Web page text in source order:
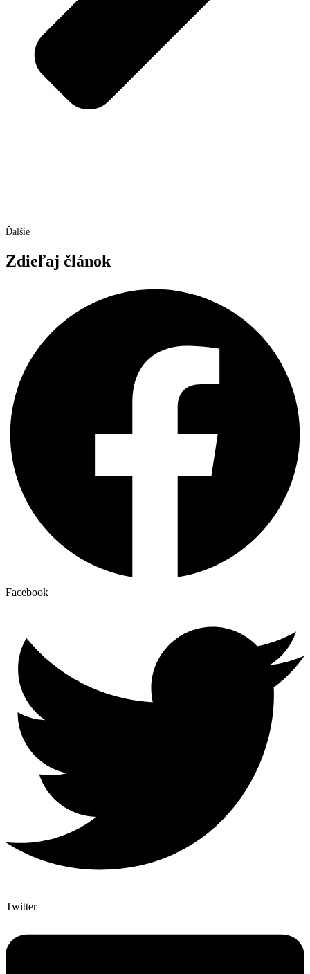
Ďalšie
Zdieľaj článok
Facebook
Twitter